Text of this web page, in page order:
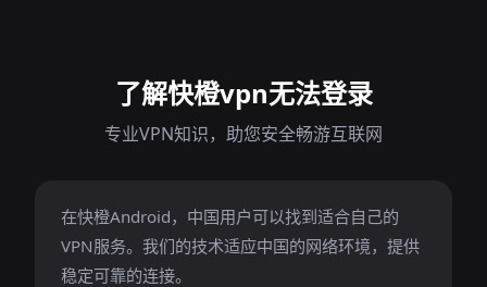
了解快橙vpn无法登录
专业VPN知识，助您安全畅游互联网
在快橙Android，中国用户可以找到适合自己的
VPN服务。我们的技术适应中国的网络环境，提供
稳定可靠的连接。